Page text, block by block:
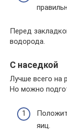
Перед
водорода.
С наседкой
Лучше всего на
Но можно
яиц.